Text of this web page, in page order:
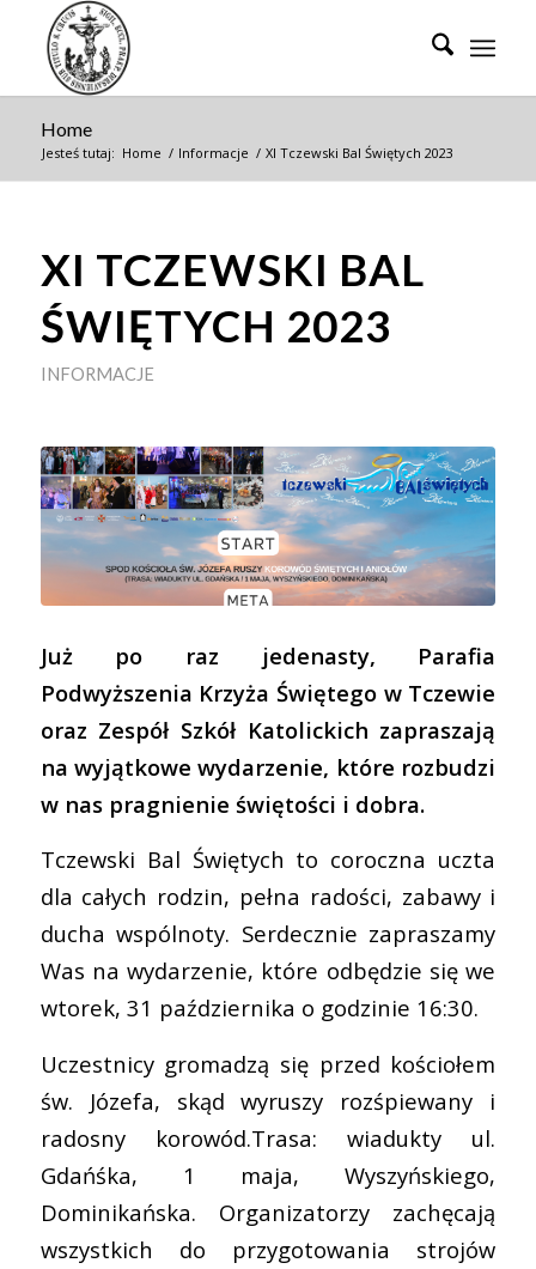
Home
Jesteś tutaj: Home / Informacje / XI Tczewski Bal Świętych 2023
XI TCZEWSKI BAL
ŚWIĘTYCH 2023
INFORMACJE
Już po raz jedenasty, Parafia
Podwyższenia Krzyża Świętego w Tczewie
oraz Zespół Szkół Katolickich zapraszają
na wyjątkowe wydarzenie, które rozbudzi
w nas pragnienie świętości i dobra.
Tczewski Bal Świętych to coroczna uczta
dla całych rodzin, pełna radości, zabawy i
ducha wspólnoty. Serdecznie zapraszamy
Was na wydarzenie, które odbędzie się we
wtorek, 31 października o godzinie 16:30.
Uczestnicy gromadzą się przed kościołem
św. Józefa, skąd wyruszy rozśpiewany i
radosny korowód.Trasa: wiadukty ul.
Gdańśka, 1 maja, Wyszyńskiego,
Dominikańska. Organizatorzy zachęcają
wszystkich do przygotowania strojów